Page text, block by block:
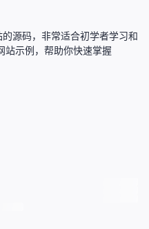
源码，非常适合初学者学习和
站示例，帮助你快速掌握